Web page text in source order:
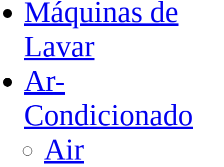
Máquinas de
Lavar
Ar-
Condicionado
Air